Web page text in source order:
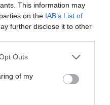
This information may
on the IAB’s List of
further disclose it to other
Outs
of my
di Catania richiama